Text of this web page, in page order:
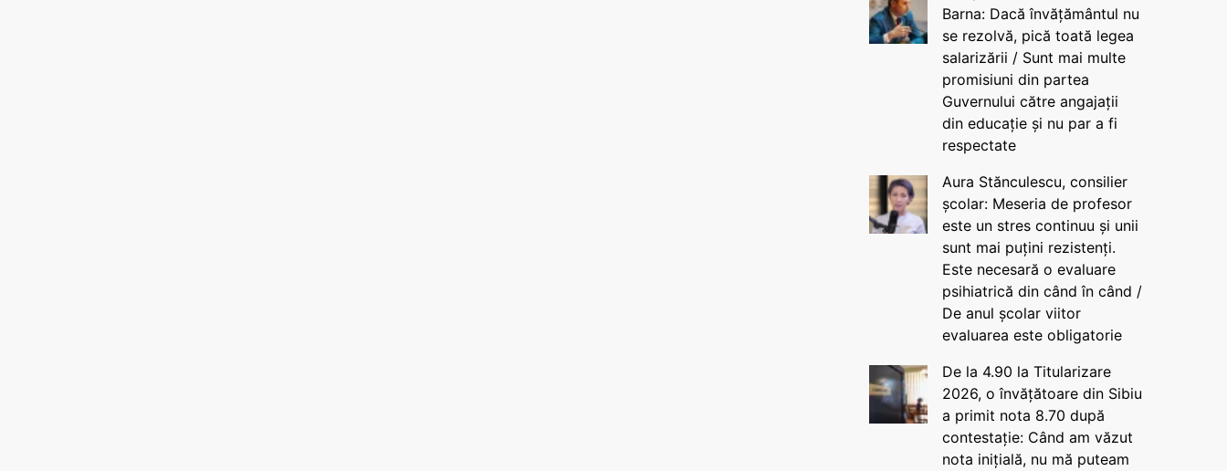
Barna: Dacă învățământul nu
se rezolvă, pică toată legea
salarizării / Sunt mai multe
promisiuni din partea
Guvernului către angajații
din educație și nu par a fi
respectate
Aura Stănculescu, consilier
școlar: Meseria de profesor
este un stres continuu și unii
sunt mai puțini rezistenți.
Este necesară o evaluare
psihiatrică din când în când /
De anul școlar viitor
evaluarea este obligatorie
De la 4.90 la Titularizare
2026, o învățătoare din Sibiu
a primit nota 8.70 după
contestație: Când am văzut
nota inițială, nu mă puteam